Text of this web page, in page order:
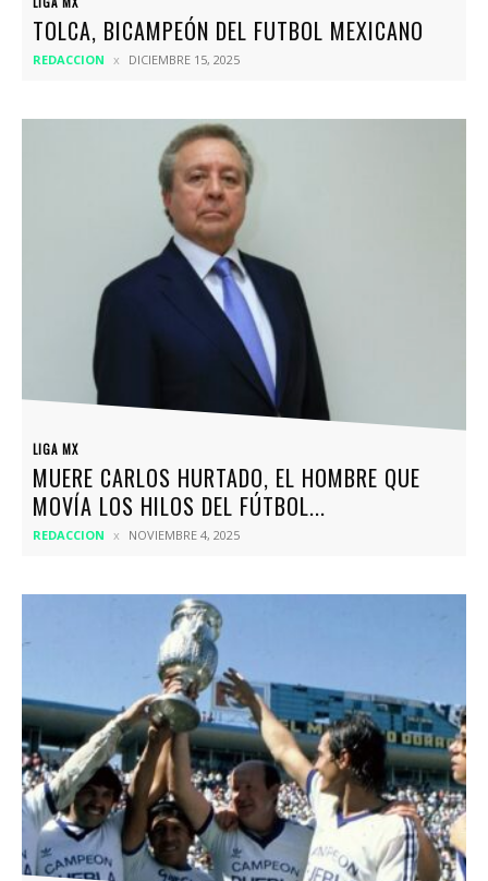
TOLCA, BICAMPEÓN DEL FUTBOL MEXICANO
REDACCION DICIEMBRE 15, 2025
LIGA MX
MUERE CARLOS HURTADO, EL HOMBRE QUE
MOVÍA LOS HILOS DEL FÚTBOL...
REDACCION NOVIEMBRE 4, 2025